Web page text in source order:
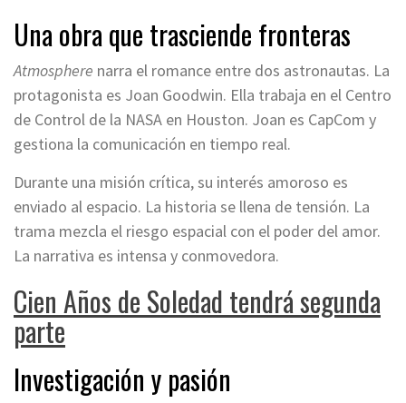
Una obra que trasciende fronteras
Atmosphere narra el romance entre dos astronautas. La
protagonista es Joan Goodwin. Ella trabaja en el Centro
de Control de la NASA en Houston. Joan es CapCom y
gestiona la comunicación en tiempo real.
Durante una misión crítica, su interés amoroso es
enviado al espacio. La historia se llena de tensión. La
trama mezcla el riesgo espacial con el poder del amor.
La narrativa es intensa y conmovedora.
Cien Años de Soledad tendrá segunda
parte
Investigación y pasión